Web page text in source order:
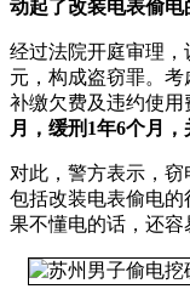
动起了改装电表偷电
经过法院开庭审理，
元，构成盗窃罪。
补缴欠费及违约使用
月，缓刑1年6个月，
对此，警方表示，窃
包括改装电表偷电
果不懂电的话，还容